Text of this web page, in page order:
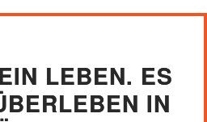
LEBEN. ES
IN